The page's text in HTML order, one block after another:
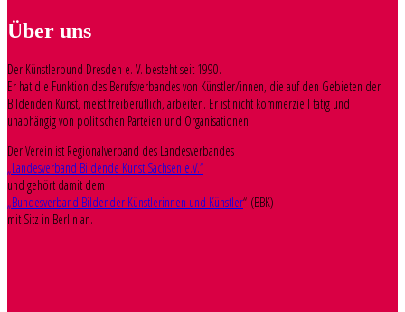
Über uns
Der Künstlerbund Dresden e. V. besteht seit 1990.
Er hat die Funktion des Berufsverbandes von Künstler/innen, die auf den Gebieten der
Bildenden Kunst, meist freiberuflich, arbeiten. Er ist nicht kommerziell tätig und
unabhängig von politischen Parteien und Organisationen.
Der Verein ist Regionalverband des Landesverbandes
„Landesverband Bildende Kunst Sachsen e.V.“
und gehört damit dem
„Bundesverband Bildender Künstlerinnen und Künstler“ (BBK)
mit Sitz in Berlin an.